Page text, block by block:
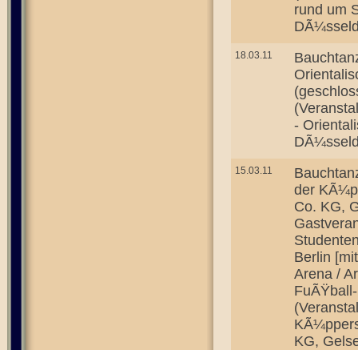
rund um
18.03.11
-
15.03.11
der
Co. KG,
Berlin
Arena /
KG,